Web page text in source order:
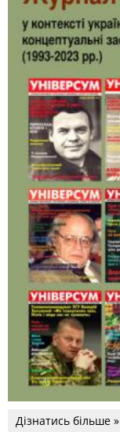
Дізнатись більше »